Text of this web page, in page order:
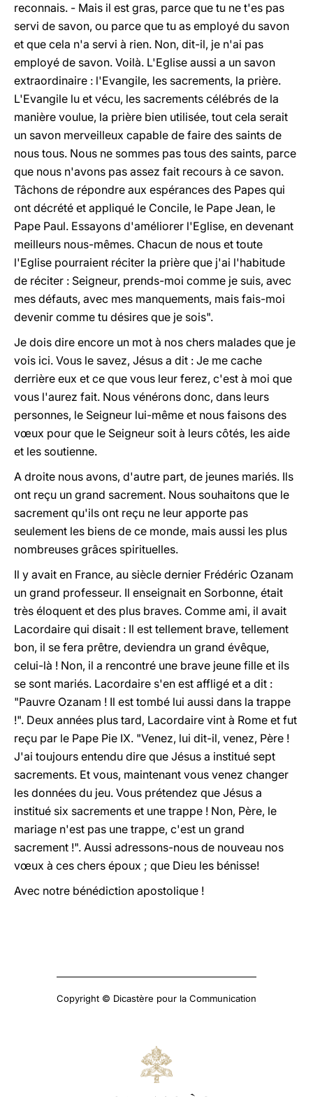
reconnais. - Mais il est gras, parce que tu ne t'es pas
servi de savon, ou parce que tu as employé du savon
et que cela n'a servi à rien. Non, dit-il, je n'ai pas
employé de savon. Voilà. L'Eglise aussi a un savon
extraordinaire : l'Evangile, les sacrements, la prière.
L'Evangile lu et vécu, les sacrements célébrés de la
manière voulue, la prière bien utilisée, tout cela serait
un savon merveilleux capable de faire des saints de
nous tous. Nous ne sommes pas tous des saints, parce
que nous n'avons pas assez fait recours à ce savon.
Tâchons de répondre aux espérances des Papes qui
ont décrété et appliqué le Concile, le Pape Jean, le
Pape Paul. Essayons d'améliorer l'Eglise, en devenant
meilleurs nous-mêmes. Chacun de nous et toute
l'Eglise pourraient réciter la prière que j'ai l'habitude
de réciter : Seigneur, prends-moi comme je suis, avec
mes défauts, avec mes manquements, mais fais-moi
devenir comme tu désires que je sois".
Je dois dire encore un mot à nos chers malades que je
vois ici. Vous le savez, Jésus a dit : Je me cache
derrière eux et ce que vous leur ferez, c'est à moi que
vous l'aurez fait. Nous vénérons donc, dans leurs
personnes, le Seigneur lui-même et nous faisons des
vœux pour que le Seigneur soit à leurs côtés, les aide
et les soutienne.
A droite nous avons, d'autre part, de jeunes mariés. Ils
ont reçu un grand sacrement. Nous souhaitons que le
sacrement qu'ils ont reçu ne leur apporte pas
seulement les biens de ce monde, mais aussi les plus
nombreuses grâces spirituelles.
Il y avait en France, au siècle dernier Frédéric Ozanam
un grand professeur. Il enseignait en Sorbonne, était
très éloquent et des plus braves. Comme ami, il avait
Lacordaire qui disait : Il est tellement brave, tellement
bon, il se fera prêtre, deviendra un grand évêque,
celui-là ! Non, il a rencontré une brave jeune fille et ils
se sont mariés. Lacordaire s'en est affligé et a dit :
"Pauvre Ozanam ! Il est tombé lui aussi dans la trappe
!". Deux années plus tard, Lacordaire vint à Rome et fut
reçu par le Pape Pie IX. "Venez, lui dit-il, venez, Père !
J'ai toujours entendu dire que Jésus a institué sept
sacrements. Et vous, maintenant vous venez changer
les données du jeu. Vous prétendez que Jésus a
institué six sacrements et une trappe ! Non, Père, le
mariage n'est pas une trappe, c'est un grand
sacrement !". Aussi adressons-nous de nouveau nos
vœux à ces chers époux ; que Dieu les bénisse!
Avec notre bénédiction apostolique !
Copyright © Dicastère pour la Communication